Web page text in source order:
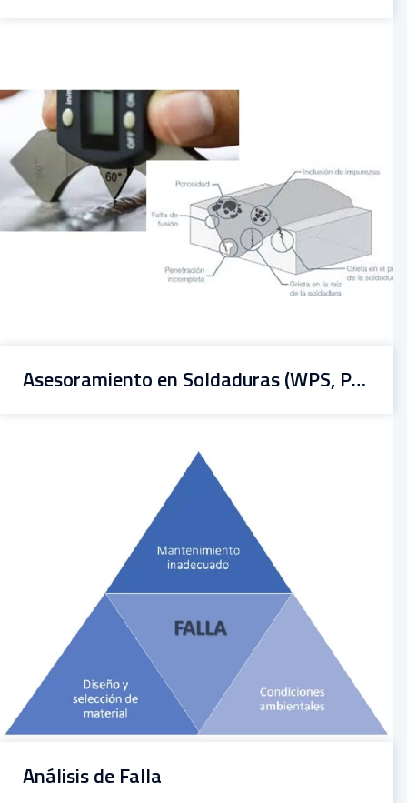
Asesoramiento en Soldaduras (WPS, PQR, PQS)
Análisis de Falla